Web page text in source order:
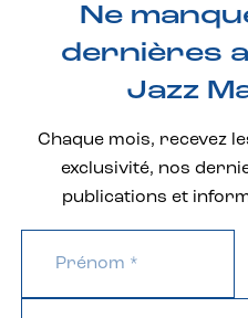
Ne
dernières
Jazz
Chaque mois, recevez
exclusivité, nos
publications et